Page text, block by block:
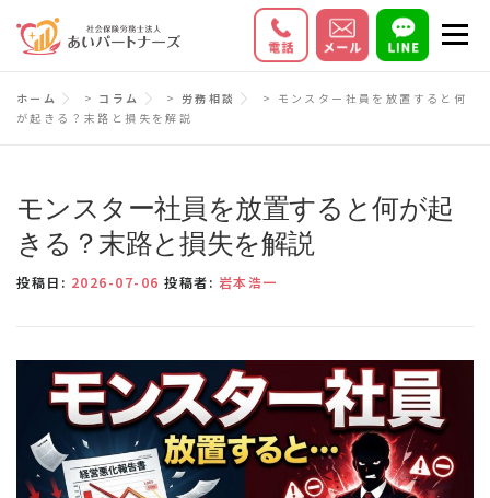
ン
プ
メニ
初めての方へ サービス内容 料金
ホーム > コラム > 労務相談 > モンスター社員を放置すると何
が起きる？末路と損失を解説
モンスター社員を放置すると何が起
きる？末路と損失を解説
投稿日: 2026-07-06 投稿者: 岩本浩一